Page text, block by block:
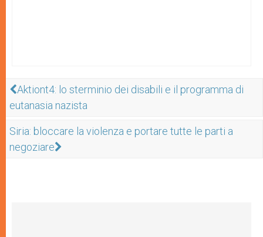
Aktiont4: lo sterminio dei disabili e il programma di
eutanasia nazista
Siria: bloccare la violenza e portare tutte le parti a
negoziare